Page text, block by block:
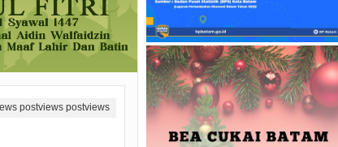
postviewspostviews